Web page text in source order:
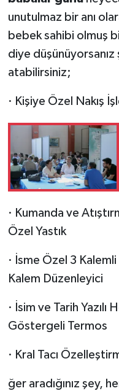
unutulmaz bir anı
bebek sahibi olmuş
diye düşünüyorsanız
atabilirsiniz;
· Kişiye Özel Nakış
· Kumanda ve
Özel Yastık
· İsme Özel 3
Kalem Düzenleyici
· İsim ve Tarih Yazılı
Göstergeli Termos
· Kral Tacı
ğer aradığınız şey,